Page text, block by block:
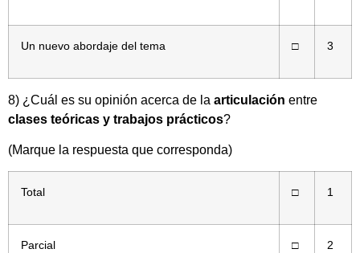
Un nuevo abordaje del tema □ 3
8) ¿Cuál es su opinión acerca de la articulación entre
clases teóricas y trabajos prácticos?
(Marque la respuesta que corresponda)
Total □ 1
Parcial □ 2